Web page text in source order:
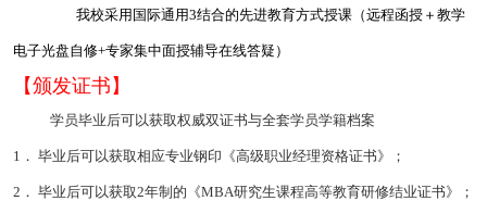
我校采用国际通用3结合的先进教育方式授课（远程函授＋教学
电子光盘自修+专家集中面授辅导在线答疑）
【颁发证书】
学员毕业后可以获取权威双证书与全套学员学籍档案
1． 毕业后可以获取相应专业钢印《高级职业经理资格证书》；
2． 毕业后可以获取2年制的《MBA研究生课程高等教育研修结业证书》；